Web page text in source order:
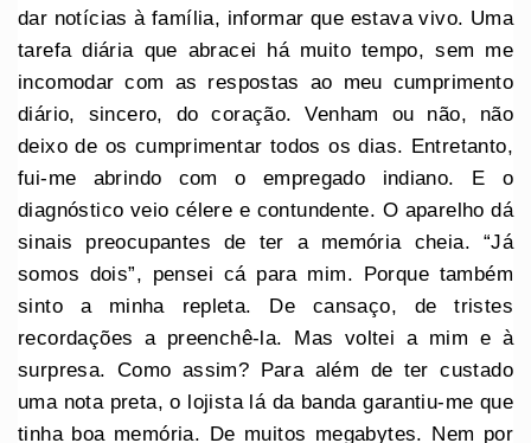
dar notícias à família, informar que estava vivo. Uma
tarefa diária que abracei há muito tempo, sem me
incomodar com as respostas ao meu cumprimento
diário, sincero, do coração. Venham ou não, não
deixo de os cumprimentar todos os dias. Entretanto,
fui-me abrindo com o empregado indiano. E o
diagnóstico veio célere e contundente. O aparelho dá
sinais preocupantes de ter a memória cheia. “Já
somos dois”, pensei cá para mim. Porque também
sinto a minha repleta. De cansaço, de tristes
recordações a preenchê-la. Mas voltei a mim e à
surpresa. Como assim? Para além de ter custado
uma nota preta, o lojista lá da banda garantiu-me que
tinha boa memória. De muitos megabytes. Nem por